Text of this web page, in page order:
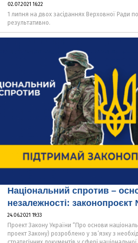
02.07.2021 16:22
1 липня на двох засіданнях Верховної Ради
результативно.
Національний спротив –
незалежності:
24.06.2021 19:33
Проект Закону України “Про основи
проект Закону) розроблено у зв’язку з